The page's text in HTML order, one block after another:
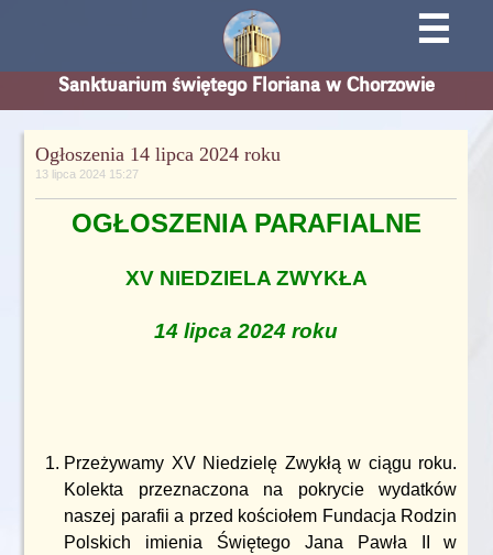
☰
Sanktuarium świętego Floriana w Chorzowie
Ogłoszenia 14 lipca 2024 roku
13 lipca 2024 15:27
OGŁOSZENIA PARAFIALNE
XV NIEDZIELA ZWYKŁA
14 lipca 2024 roku
Przeżywamy XV Niedzielę Zwykłą w ciągu roku.
Kolekta przeznaczona na pokrycie wydatków
naszej parafii a przed kościołem Fundacja Rodzin
Polskich imienia Świętego Jana Pawła II w